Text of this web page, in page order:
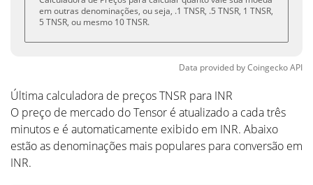
em outras denominações, ou seja, .1 TNSR, .5 TNSR, 1 TNSR,
5 TNSR, ou mesmo 10 TNSR.
Data provided byCoingeckoAPI
Última calculadora de preços TNSR para INR
O preço de mercado do Tensor é atualizado a cada três
minutos e é automaticamente exibido em INR. Abaixo
estão as denominações mais populares para conversão em
INR.